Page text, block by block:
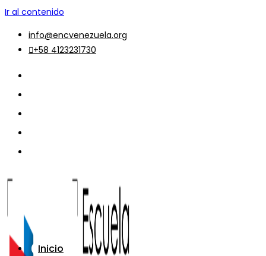
Ir al contenido
info@encvenezuela.org
+58 4123231730
Inicio